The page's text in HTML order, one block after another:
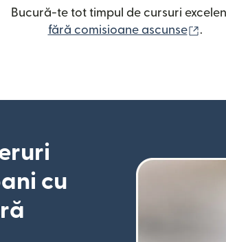
Bucură-te tot timpul de cursuri
fără comisioane ascunse
(se
.
cu